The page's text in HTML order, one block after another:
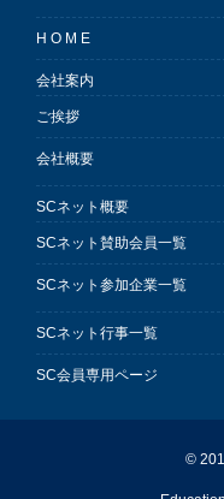
H O M E
会社案内
ご挨拶
会社概要
SCネット概要
SCネット賛助会員一覧
SCネット参加企業一覧
SCネット行事一覧
SC会員専用ページ
©